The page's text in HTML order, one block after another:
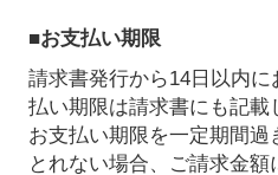
■お支払い期限
請求書発行から14日以内
払い期限は請求書にも記載
お支払い期限を一定期間
とれない場合、ご請求金額